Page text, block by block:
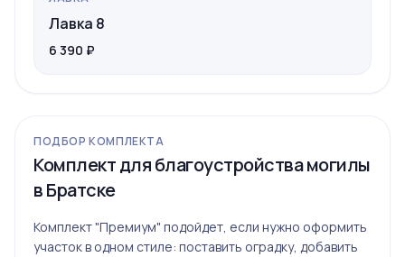
Лавка 8
6 390 ₽
ПОДБОР КОМПЛЕКТА
Комплект для благоустройства могилы
в Братске
Комплект "Премиум" подойдет, если нужно оформить
участок в одном стиле: поставить оградку, добавить